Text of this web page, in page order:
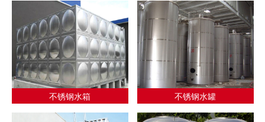
不锈钢水箱 不锈钢水罐